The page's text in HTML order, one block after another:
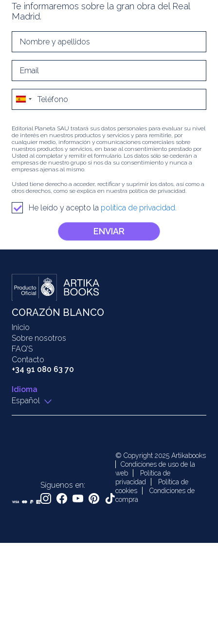
Te informaremos sobre la gran obra del Real
Madrid.
Editorial Planeta SAU tratará sus datos personales para evaluar su nivel
de interés en nuestros productos y servicios y para remitirle, por
cualquier medio, información y comunicaciones comerciales sobre
nuestros productos y servicios, en base al consentimiento prestado por
Usted al completar y remitir el formulario. Los datos sólo se cederán a
empresas de nuestro grupo si nos da su consentimiento y nunca a
empresas ajenas al mismo.
Usted tiene derecho a acceder, rectificar y suprimir los datos, así como a
otros derechos, como se explica en nuestra política de privacidad.
He leído y acepto la política de privacidad.
ENVIAR
CORAZÓN BLANCO
Inicio
Sobre nosotros
FAQ’S
Contacto
+34 91 080 63 70
Idioma
Español
Síguenos en:
© Copyright 2025 Artikabooks
Condiciones de uso de la
web
Política de
privacidad
Política de
cookies
Condiciones de
compra